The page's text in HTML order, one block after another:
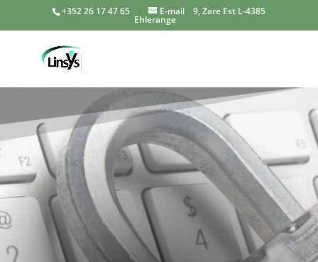
+352 26 17 47 65 E-mail 9, Zare Est L-4385
Ehlerange